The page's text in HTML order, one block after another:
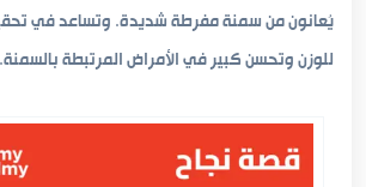
يُعانون من سمنة مفرطة شديدة. وتساعد في
للوزن وتحسن كبير في الأمراض المرتبطة بالسمنة.